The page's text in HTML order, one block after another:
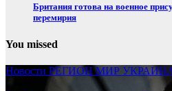
Британия готова на военное
перемирия
You missed
Новости РЕГИОНМИР